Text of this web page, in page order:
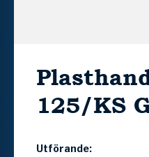
125/KS
Utförande: